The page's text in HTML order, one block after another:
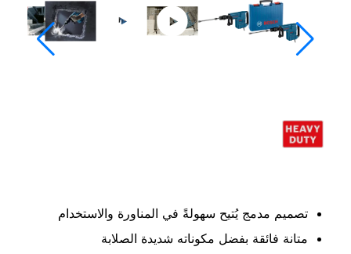
تصميم مدمج يُتيح سهولةً في المناورة والاستخدام
متانة فائقة بفضل مكوناته شديدة الصلابة